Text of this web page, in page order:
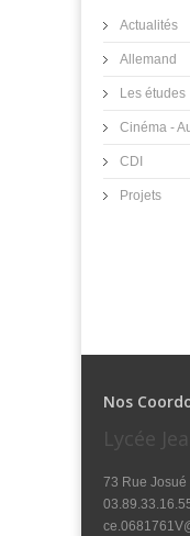
Actualités
Allemand
Les études
Cinéma -
CDI
Projets
Nos
Lycée
73 Rue